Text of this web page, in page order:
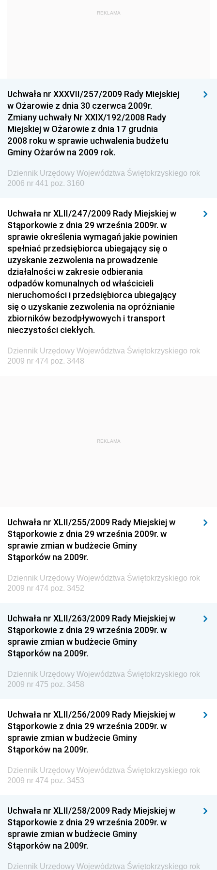
Dziennik Urzędowy Ministra Gospodarki
Dziennik Urzędowy Urzędu Ochrony Konkurencji i
Konsumentów
Dziennik Urzędowy Ministra Pracy i Polityki
Społecznej
Dziennik Urzędowy Urzędu Lotnictwa Cywilnego
Dziennik Urzędowy Ministerstwa Hutnictwa i
Przemysłu Maszynowego
Dziennik Urzędowy Ministerstwa Zdrowia i Opieki
Społecznej
Dziennik Urzędowy Ministerstwa Rolnictwa, Leśnictwa
i Gospodarki Żywnościowej
Dziennik Urzędowy Ministra Spraw Wewnętrznych
Dziennik Urzędowy Ministra Transportu, Budownictwa
i Gospodarki Morskiej
Dziennik Urzędowy Ministra Administracji i Cyfryzacji
Dziennik Urzędowy Głównego Inspektora Ochrony
Dziennik Urzędowy Ministra Budownictwa i Przemysłu
Środowiska
Dziennik Urzędowy Ministerstwa Administracji,
Gospodarki Terenowej i Ochrony Środowiska
Gospodarki Przestrzennej
Dziennik Urzędowy Ministerstwa Przemysłu
Chemicznego i Lekkiego
Dziennik Urzędowy Ministerstwa Rolnictwa i
Dziennik Urzędowy Ministra Rodziny, Pracy i Polityki
Dziennik Urzędowy Ministra Cyfryzacji
Dziennik Urzędowy Ministra Rozwoju
Dziennik Urzędowy Ministra Infrastruktury i
Dziennik Urzędowy Ministra Gospodarki Morskiej i
Żeglugi Śródlądowej
Dziennik Urzędowy Ministra Finansów
Dziennik Urzędowy Ministra Sprawiedliwości
Dziennik Urzędowy Ministra Rozwoju i Finansów
Dziennik Urzędowy Wyższego Urzędu Górniczego
REKLAMA
Uchwała nr XXXVII/257/2009 Rady Miejskiej
w Ożarowie z dnia 30 czerwca 2009r.
Zmiany uchwały Nr XXIX/192/2008 Rady
Miejskiej w Ożarowie z dnia 17 grudnia
2008 roku w sprawie uchwalenia budżetu
Gminy Ożarów na 2009 rok.
Dziennik Urzędowy Województwa Świętokrzyskiego rok
2006 nr 441 poz. 3160
Uchwała nr XLII/247/2009 Rady Miejskiej w
Stąporkowie z dnia 29 września 2009r. w
sprawie określenia wymagań jakie powinien
spełniać przedsiębiorca ubiegający się o
uzyskanie zezwolenia na prowadzenie
działalności w zakresie odbierania
odpadów komunalnych od właścicieli
nieruchomości i przedsiębiorca ubiegający
się o uzyskanie zezwolenia na opróżnianie
zbiorników bezodpływowych i transport
nieczystości ciekłych.
Dziennik Urzędowy Województwa Świętokrzyskiego rok
2009 nr 474 poz. 3448
REKLAMA
Uchwała nr XLII/255/2009 Rady Miejskiej w
Stąporkowie z dnia 29 września 2009r. w
sprawie zmian w budżecie Gminy
Stąporków na 2009r.
Dziennik Urzędowy Województwa Świętokrzyskiego rok
2009 nr 474 poz. 3452
Uchwała nr XLII/263/2009 Rady Miejskiej w
Stąporkowie z dnia 29 września 2009r. w
sprawie zmian w budżecie Gminy
Stąporków na 2009r.
Dziennik Urzędowy Województwa Świętokrzyskiego rok
2009 nr 475 poz. 3458
Uchwała nr XLII/256/2009 Rady Miejskiej w
Stąporkowie z dnia 29 września 2009r. w
sprawie zmian w budżecie Gminy
Stąporków na 2009r.
Dziennik Urzędowy Województwa Świętokrzyskiego rok
2009 nr 474 poz. 3453
Uchwała nr XLII/258/2009 Rady Miejskiej w
Stąporkowie z dnia 29 września 2009r. w
sprawie zmian w budżecie Gminy
Stąporków na 2009r.
Dziennik Urzędowy Województwa Świętokrzyskiego rok